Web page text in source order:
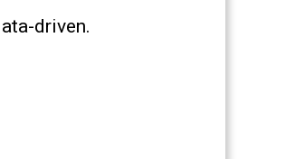
driven.